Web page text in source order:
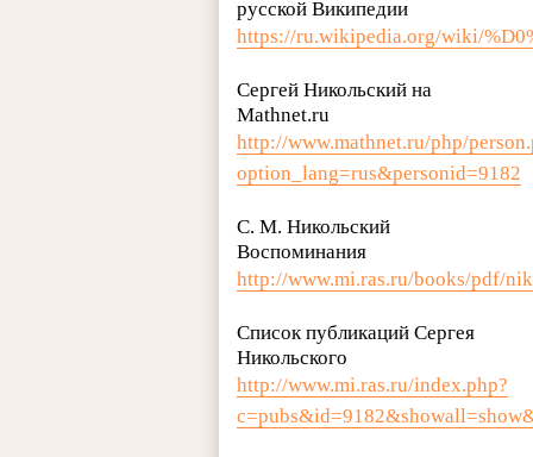
русской Википедии
https://ru.wikipedia.org/wiki/
Сергей Никольский на
Mathnet.ru
http://www.mathnet.ru/php/
option_lang=rus&personid=9182
С. М. Никольский
Воспоминания
http://www.mi.ras.ru/books/pdf/
Список публикаций Сергея
Никольского
http://www.mi.ras.ru/index.php?